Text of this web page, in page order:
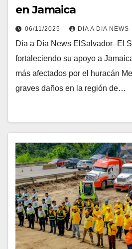
en Jamaica
06/11/2025 DIA A DIA NEWS
Día a Día News ElSalvador–El
fortaleciendo su apoyo a
más afectados por el huracán
graves daños en la región de…